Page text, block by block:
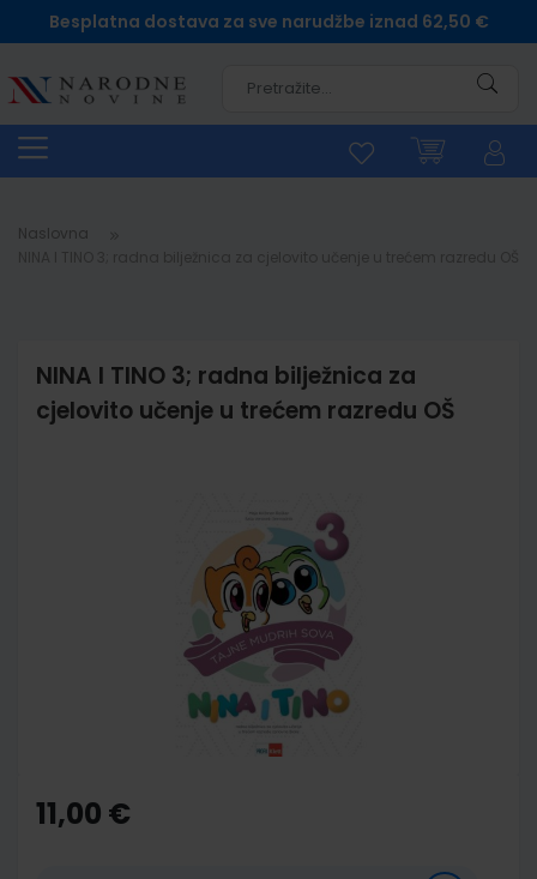
Besplatna dostava za sve narudžbe iznad 62,50 €
Naslovna
NINA I TINO 3; radna bilježnica za
cjelovito učenje u trećem razredu OŠ
the
beginning
11,00 €